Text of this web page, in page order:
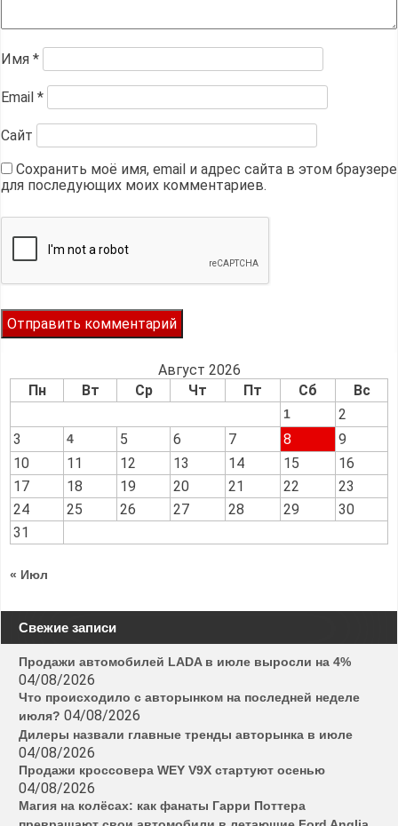
Имя *
Email *
Сайт
Сохранить моё имя, email и адрес сайта в этом браузере
для последующих моих комментариев.
Август 2026
Пн
Вт Ср Чт Пт Сб Вс
1
2
3
4 5 6 7 8
9
10
11 12 13 14 15
16
17
18 19 20 21 22
23
24
25 26 27 28 29
30
31
« Июл
Свежие записи
Продажи автомобилей LADA в июле выросли на 4%
04/08/2026
Что происходило с авторынком на последней неделе
июля? 04/08/2026
Дилеры назвали главные тренды авторынка в июле
04/08/2026
Продажи кроссовера WEY V9X стартуют осенью
04/08/2026
Магия на колёсах: как фанаты Гарри Поттера